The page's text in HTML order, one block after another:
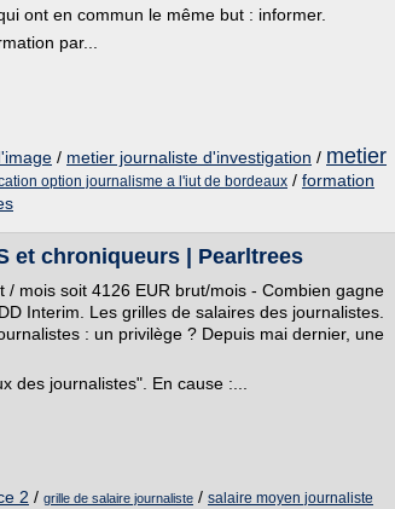
ont en commun le même but : informer.
par...
/ metier journaliste d'investigation / metier
option journalisme a l'iut de bordeaux / formation
et chroniqueurs | Pearltrees
mois soit 4126 EUR brut/mois - Combien gagne
Interim. Les grilles de salaires des journalistes.
: un privilège ? Depuis mai dernier, une
des journalistes". En cause :...
2 / grille de salaire journaliste / salaire moyen journaliste